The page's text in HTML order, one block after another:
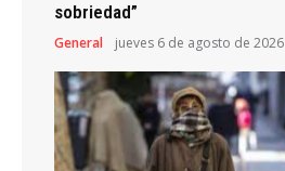
sobriedad”
General jueves 6 de agosto de 2026